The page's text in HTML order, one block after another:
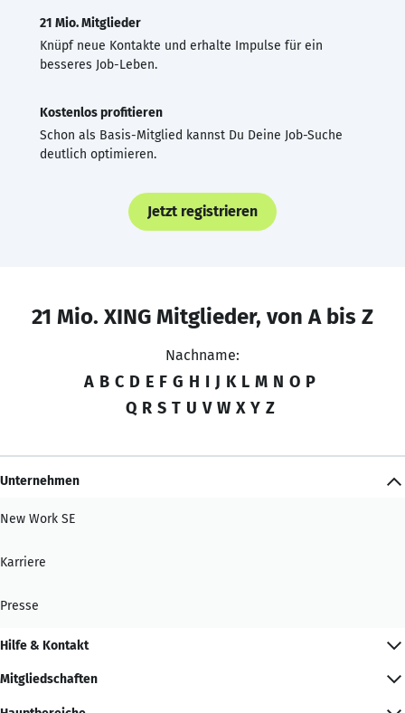
21 Mio. Mitglieder
Knüpf neue Kontakte und erhalte Impulse für ein
besseres Job-Leben.
Kostenlos profitieren
Schon als Basis-Mitglied kannst Du Deine Job-Suche
deutlich optimieren.
Jetzt registrieren
21 Mio. XING Mitglieder, von A bis Z
Nachname:
A B C D E F G H I J K L M N O P
Q R S T U V W X Y Z
Unternehmen
New Work SE
Karriere
Presse
Hilfe & Kontakt
Mitgliedschaften